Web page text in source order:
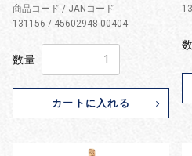
商品コード / JANコード
131156 / 45602948 00404
数量
カートに入れる